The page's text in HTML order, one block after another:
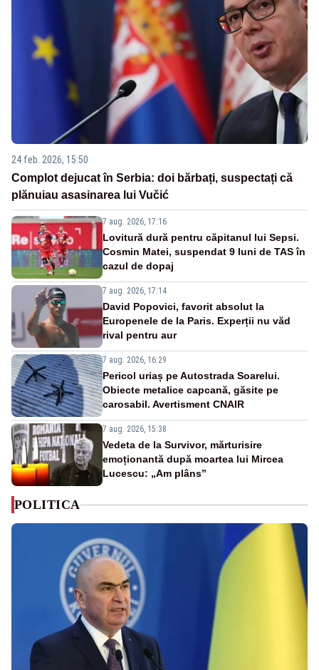
24 feb. 2026, 15:50
Complot dejucat în Serbia: doi bărbați, suspectați că
plănuiau asasinarea lui Vučić
7 aug. 2026, 17:16
Lovitură dură pentru căpitanul lui Sepsi.
Cosmin Matei, suspendat 9 luni de TAS în
cazul de dopaj
7 aug. 2026, 17:14
David Popovici, favorit absolut la
Europenele de la Paris. Experții nu văd
rival pentru aur
7 aug. 2026, 16:29
Pericol uriaș pe Autostrada Soarelui.
Obiecte metalice capcană, găsite pe
carosabil. Avertisment CNAIR
7 aug. 2026, 15:38
Vedeta de la Survivor, mărturisire
emoționantă după moartea lui Mircea
Lucescu: „Am plâns”
POLITICA